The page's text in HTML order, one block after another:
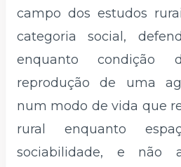
campo dos estudos
categoria social,
enquanto condição
reprodução de uma
num modo de vida que
rural enquanto
sociabilidade, e não